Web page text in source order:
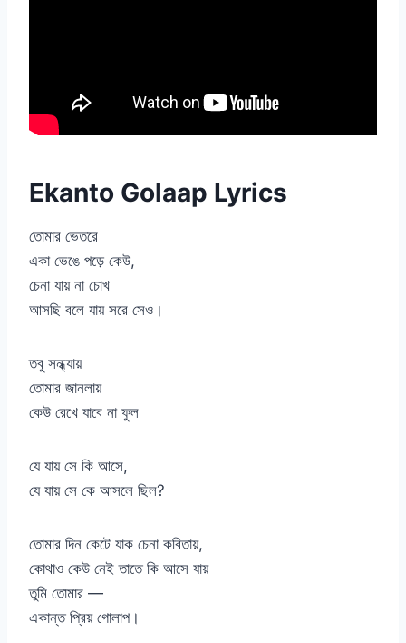
Ekanto Golaap Lyrics
তোমার ভেতরে
একা ভেঙে পড়ে কেউ,
চেনা যায় না চোখ
আসছি বলে যায় সরে সেও।
তবু সন্ধ্যায়
তোমার জানলায়
কেউ রেখে যাবে না ফুল
যে যায় সে কি আসে,
যে যায় সে কে আসলে ছিল?
তোমার দিন কেটে যাক চেনা কবিতায়,
কোথাও কেউ নেই তাতে কি আসে যায়
তুমি তোমার —
একান্ত প্রিয় গোলাপ।